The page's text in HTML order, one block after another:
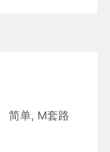
简单, M套路